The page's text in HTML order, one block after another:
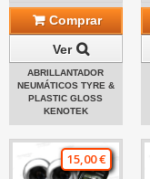
Comprar
Ver
ABRILLANTADOR
NEUMÁTICOS TYRE &
PLASTIC GLOSS
KENOTEK
15,00 €